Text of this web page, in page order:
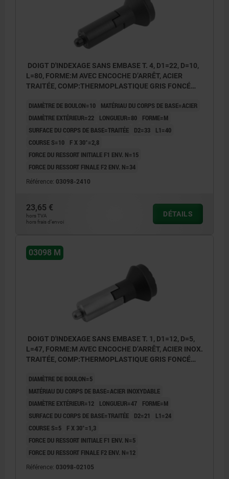
DOIGT D'INDEXAGE SANS EMBASE T. 4, D1=22, D=10,
L=80, FORME:M AVEC ENCOCHE D’ARRÊT, ACIER
TRAITÉE, COMP:THERMOPLASTIQUE GRIS FONCÉ
DIAMÈTRE DE BOULON=10
MATÉRIAU DU CORPS DE BASE=ACIER
DIAMÈTRE EXTÉRIEUR=22
LONGUEUR=80
FORME=M
SURFACE DU CORPS DE BASE=TRAITÉE
D2=33
L1=40
COURSE S=10
F X 30°=2,8
FORCE DU RESSORT INITIALE F1 ENV. N=15
FORCE DU RESSORT FINALE F2 ENV. N=34
Référence: 03098-2410
23,65 €
hors TVA
hors frais d’envoi
DÉTAILS
03098 M
DOIGT D'INDEXAGE SANS EMBASE T. 1, D1=12, D=5,
L=47, FORME:M AVEC ENCOCHE D’ARRÊT, ACIER INOX.
TRAITÉE, COMP:THERMOPLASTIQUE GRIS FONCÉ
DIAMÈTRE DE BOULON=5
MATÉRIAU DU CORPS DE BASE=ACIER INOXYDABLE
DIAMÈTRE EXTÉRIEUR=12
LONGUEUR=47
FORME=M
SURFACE DU CORPS DE BASE=TRAITÉE
D2=21
L1=24
COURSE S=5
F X 30°=1,3
FORCE DU RESSORT INITIALE F1 ENV. N=5
FORCE DU RESSORT FINALE F2 ENV. N=12
Référence: 03098-02105